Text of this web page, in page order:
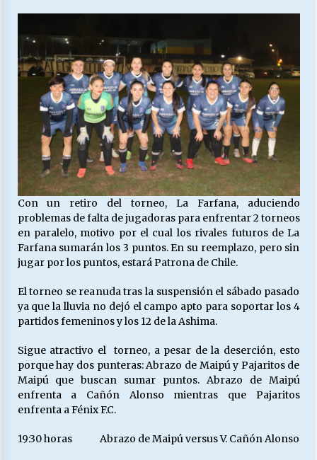
Releyendo la Rerum Novarum a 135 años. “La
cuestión social hoy”.
16/05/2026
S.O.S. a los ricos, Save Our Souls (Salvar
Nuestras Almas)
30/04/2026
¿Asesores con doble sueldo?
18/04/2026
Chile y sus segmentos de la riqueza
06/04/2026
Con un retiro del torneo, La Farfana, aduciendo
problemas de falta de jugadoras para enfrentar 2 torneos
en paralelo, motivo por el cual los rivales futuros de La
Farfana sumarán los 3 puntos. En su reemplazo, pero sin
jugar por los puntos, estará Patrona de Chile.
El torneo se reanuda tras la suspensión el sábado pasado
ya que la lluvia no dejó el campo apto para soportar los 4
partidos femeninos y los 12 de la Ashima.
Sigue atractivo el torneo, a pesar de la deserción, esto
porque hay dos punteras: Abrazo de Maipú y Pajaritos de
Maipú que buscan sumar puntos. Abrazo de Maipú
enfrenta a Cañón Alonso mientras que Pajaritos
enfrenta a Fénix F.C.
19:30 horas Abrazo de Maipú versus V. Cañón Alonso